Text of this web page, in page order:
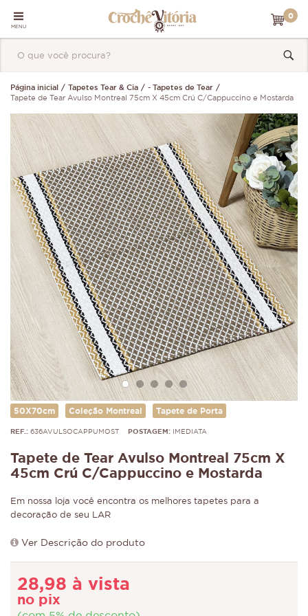
MENU
0
Página inicial Tapetes Tear & Cia
- Tapetes de Tear
Tapete de Tear Avulso Montreal 75cm X 45cm Crú C/Cappuccino e Mostarda
50X70cm Coleção Montreal Tapete de Porta
REF.: 636AVULSOCAPPUMOST POSTAGEM: IMEDIATA
Tapete de Tear Avulso Montreal 75cm X
45cm Crú C/Cappuccino e Mostarda
Em nossa loja você encontra os melhores tapetes para a
decoração de seu LAR
Ver Descrição do produto
28,98 à vista
no pix